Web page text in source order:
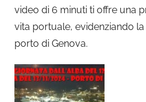
video di 6 minuti ti offre una
vita portuale, evidenziando la
porto di Genova.